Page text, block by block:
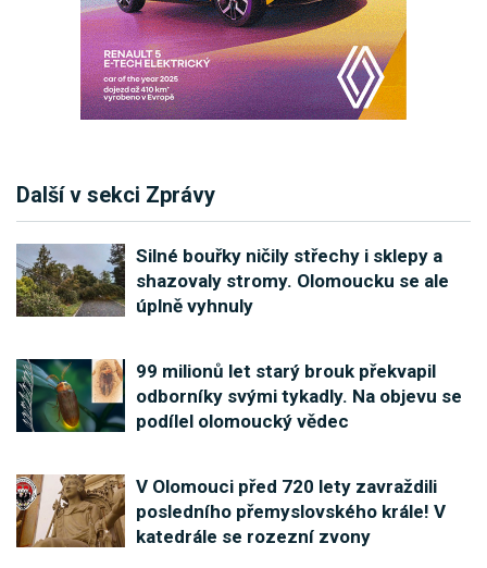
Další v sekci Zprávy
Silné bouřky ničily střechy i sklepy a
shazovaly stromy. Olomoucku se ale
úplně vyhnuly
99 milionů let starý brouk překvapil
odborníky svými tykadly. Na objevu se
podílel olomoucký vědec
V Olomouci před 720 lety zavraždili
posledního přemyslovského krále! V
katedrále se rozezní zvony